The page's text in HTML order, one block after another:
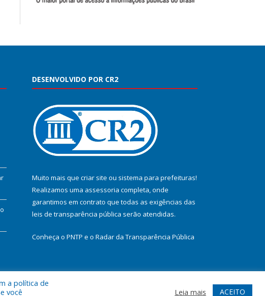
DESENVOLVIDO POR CR2
Muito mais que criar site ou sistema para prefeituras!
Realizamos uma assessoria completa, onde
garantimos em contrato que todas as exigências das
leis de transparência pública serão atendidas.
Conheça o PNTP e o Radar da Transparência Pública
Mapa do Site Acessar Webmail
a política de
você Leia mais ACEITO